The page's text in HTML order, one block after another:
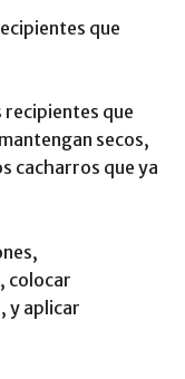
que
recipientes que
secos,
cacharros que ya
colocar
y aplicar